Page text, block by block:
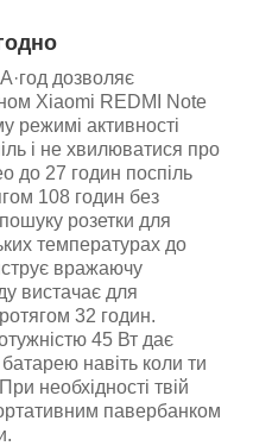
дозволяє
Xiaomi REDMI Note
режимі активності
і не хвилюватися про
до 27 годин поспіль
108 годин без
розетки для
температурах до
вражаючу
вистачає для
32 годин.
45 Вт дає
навіть коли ти
необхідності твій
павербанком